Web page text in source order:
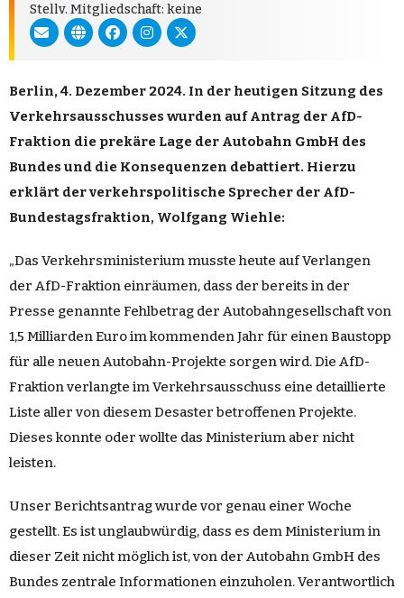
Stellv. Mitgliedschaft: keine
Berlin, 4. Dezember 2024. In der heutigen Sitzung des
Verkehrsausschusseswurden aufAntrag der AfD-
Fraktion die prekäre Lage der Autobahn GmbH des
Bundes und die Konsequenzen debattiert. Hierzu
erklärt der verkehrspolitische Sprecher der AfD-
Bundestagsfraktion, Wolfgang Wiehle:
„Das Verkehrsministerium musste heute aufVerlangen
der AfD-Fraktion einräumen, dass der bereits in der
Presse genannte Fehlbetrag der Autobahngesellschaft von
1,5 MilliardenEuroim kommendenJahr für einen Baustopp
für alle neuen Autobahn-Projekte sorgen wird.Die AfD-
Fraktion verlangte imVerkehrsausschuss eine detaillierte
Liste aller von diesemDesaster betroffenen Projekte.
Dieses konnte oder wollte das Ministerium aber nicht
leisten.
Unser Berichtsantrag wurde vor genau einer Woche
gestellt. Es ist unglaubwürdig, dass es dem Ministerium in
dieser Zeit nicht möglichist, von der Autobahn GmbH des
Bundes zentrale Informationen einzuholen.Verantwortlich